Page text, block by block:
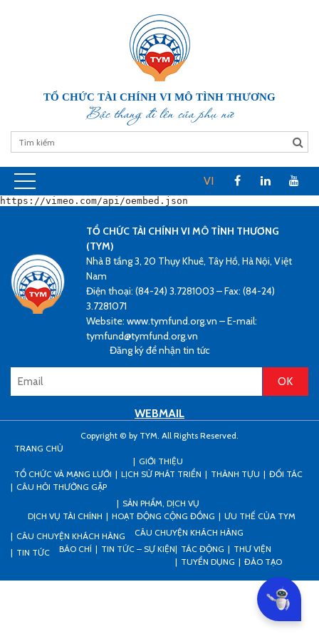
TỔ CHỨC TÀI CHÍNH VI MÔ TÌNH THƯƠNG
Bậc thang đi lên của phụ nữ
VI
https://vimeo.com/api/oembed.json
TỔ CHỨC TÀI CHÍNH VI MÔ TÌNH THƯƠNG
(TYM)
Nhà B tầng 3, 20 Thụy Khuê, Tây Hồ, Hà Nội, Việt
Nam
Điện thoại: (84-24) 3.7281003 – Fax: (84-24)
3.7281071
Website: www.tymfund.org.vn – E-mail:
tymfund@tymfund.org.vn
Đăng ký để nhận tin tức
WEBMAIL
Copyright © by TYM. All Rights Reserved.
TRANG CHỦ
GIỚI THIỆU
TỔ CHỨC VÀ MẠNG LƯỚI
LỊCH SỬ PHÁT TRIỂN THÀNH TỰU
ĐỐI TÁC
CÂU HỎI THƯỜNG GẶP
SẢN PHẨM, DỊCH VỤ
DỊCH VỤ TÀI CHÍNH
HOẠT ĐỘNG CỘNG ĐỒNG
ƯU THẾ CỦA TYM
CÂU CHUYỆN KHÁCH HÀNG
CÂU CHUYỆN KHÁCH HÀNG
TIN TỨC
BÁO CHÍ TIN TỨC – SỰ KIỆN TÁC ĐỘNG
THƯ VIỆN
TUYỂN DỤNG
ĐÀO TẠO
Can I